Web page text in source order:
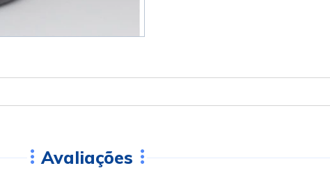
Avaliações